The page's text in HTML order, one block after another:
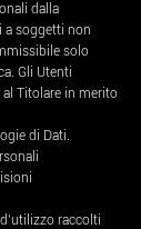
dalla
a soggetti non
solo
Gli Utenti
Titolare in merito
di Dati.
raccolti